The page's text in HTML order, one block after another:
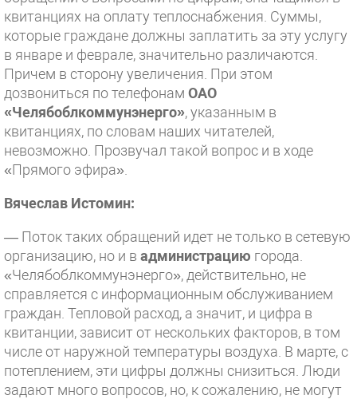
квитанциях на оплату теплоснабжения. Суммы,
которые граждане должны заплатить за эту услугу
в январе и феврале, значительно различаются.
Причем в сторону увеличения. При этом
дозвониться по телефонам ОАО
«Челябоблкоммунэнерго», указанным в
квитанциях, по словам наших читателей,
невозможно. Прозвучал такой вопрос и в ходе
«Прямого эфира».
Вячеслав Истомин:
— Поток таких обращений идет не только в сетевую
организацию, но и в администрацию города.
«Челябоблкоммунэнерго», действительно, не
справляется с информационным обслуживанием
граждан. Тепловой расход, а значит, и цифра в
квитанции, зависит от нескольких факторов, в том
числе от наружной температуры воздуха. В марте, с
потеплением, эти цифры должны снизиться. Люди
задают много вопросов, но, к сожалению, не могут